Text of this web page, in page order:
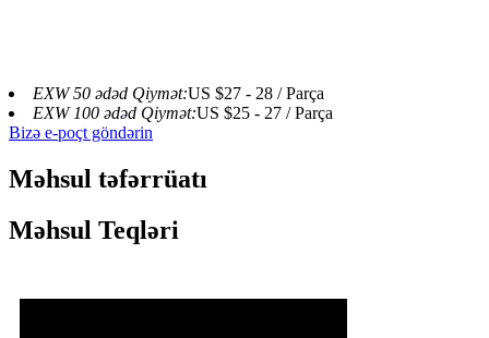
EXW 50 ədəd Qiymət:US $27 - 28 / Parça
EXW 100 ədəd Qiymət:US $25 - 27 / Parça
Bizə e-poçt göndərin
Məhsul təfərrüatı
Məhsul Teqləri